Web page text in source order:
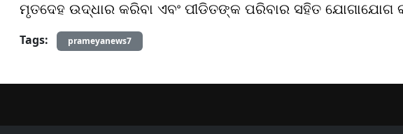
ମୃତଦେହ ଉଦ୍ଧାର କରିବା ଏବଂ ପୀଡିତଙ୍କ ପରିବାର ସହିତ ଯୋଗାଯୋଗ
Tags:
prameyanews7